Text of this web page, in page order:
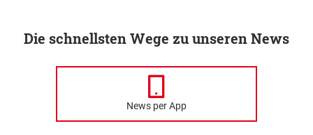
Die schnellsten Wege zu unseren News
News per App